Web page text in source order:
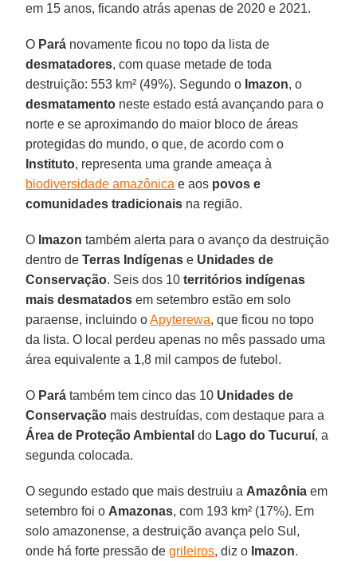
em 15 anos, ficando atrás apenas de 2020 e 2021.
O Pará novamente ficou no topo da lista de
desmatadores, com quase metade de toda
destruição: 553 km² (49%). Segundo o Imazon, o
desmatamento neste estado está avançando para o
norte e se aproximando do maior bloco de áreas
protegidas do mundo, o que, de acordo com o
Instituto, representa uma grande ameaça à
biodiversidade amazônica e aos povos e
comunidades tradicionais na região.
O Imazon também alerta para o avanço da destruição
dentro deTerras Indígenas e Unidades de
Conservação. Seis dos 10 territórios indígenas
mais desmatados em setembro estão em solo
paraense, incluindo oApyterewa, que ficou no topo
da lista. O local perdeu apenas no mês passado uma
área equivalente a 1,8 mil campos de futebol.
O Pará também tem cinco das 10 Unidades de
Conservação mais destruídas, com destaque para a
Área de Proteção Ambiental do Lago do Tucuruí, a
segunda colocada.
O segundo estado que mais destruiu a Amazônia em
setembro foi o Amazonas, com 193 km² (17%). Em
solo amazonense, a destruição avança pelo Sul,
onde há forte pressão degrileiros, diz o Imazon.